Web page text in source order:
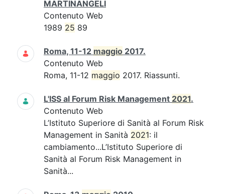
MARTINANGELI
Contenuto Web
1989 25 89
Roma, 11-12 maggio 2017.
Contenuto Web
Roma, 11-12 maggio 2017. Riassunti.
L'ISS al Forum Risk Management 2021.
Contenuto Web
L’Istituto Superiore di Sanità al Forum Risk
Management in Sanità 2021: il
cambiamento...L’Istituto Superiore di
Sanità al Forum Risk Management in
Sanità...